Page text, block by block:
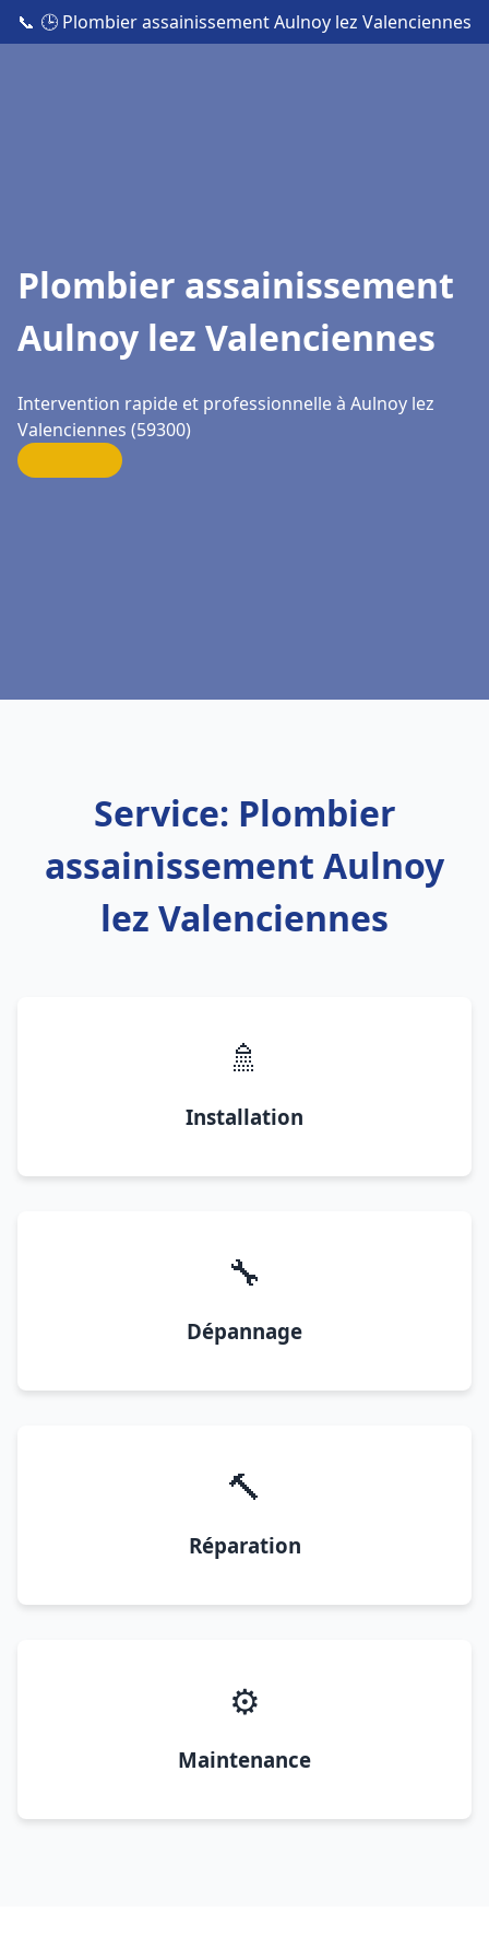
📞 🕒 Plombier assainissement Aulnoy lez Valenciennes
Plombier assainissement
Aulnoy lez Valenciennes
Intervention rapide et professionnelle à Aulnoy lez
Valenciennes (59300)
Service: Plombier
assainissement Aulnoy
lez Valenciennes
🚿
Installation
🔧
Dépannage
🔨
Réparation
⚙️
Maintenance